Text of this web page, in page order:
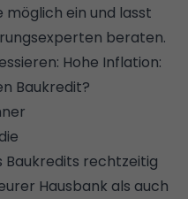
möglich ein und lasst
beraten.
Hohe Inflation:
Baukredit?
Baukredits rechtzeitig
Hausbank als auch